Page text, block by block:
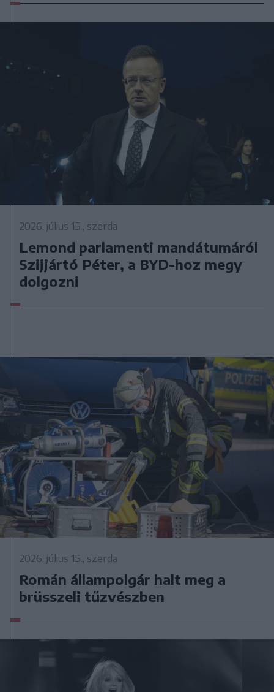
2026. július 15., szerda
Lemond parlamenti mandátumáról
Szijjártó Péter, a BYD-hoz megy
dolgozni
2026. július 15., szerda
Román állampolgár halt meg a
brüsszeli tűzvészben